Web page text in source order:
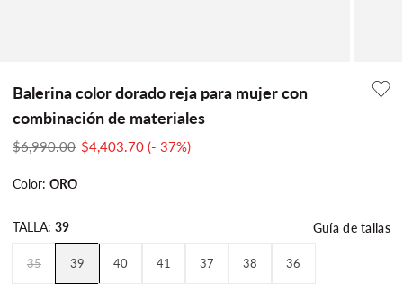
Balerina color dorado reja para mujer con
combinación de materiales
Translation
es-
$6,990.00 Translation
$4,403.70 (- 37%)
Color: ORO
TALLA: 39 Guía de tallas
35 39 40 41 37 38 36